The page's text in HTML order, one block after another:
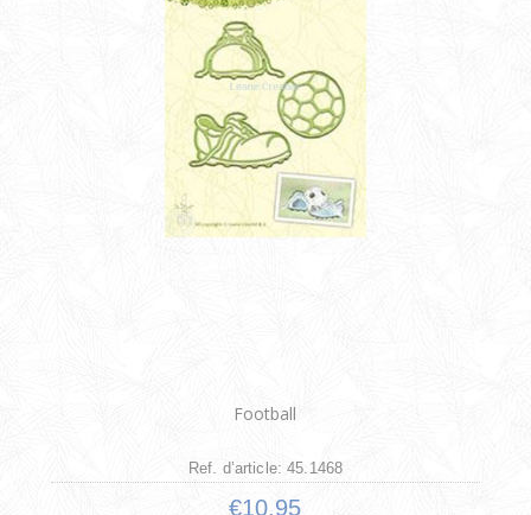
Football
Ref. d’article: 45.1468
€10,95